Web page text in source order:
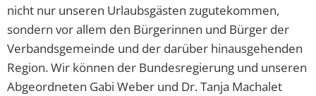
nicht nur unseren Urlaubsgästen zugutekommen,
sondern vor allem den Bürgerinnen und Bürger der
Verbandsgemeinde und der darüber hinausgehenden
Region. Wir können der Bundesregierung und unseren
Abgeordneten Gabi Weber und Dr. Tanja Machalet